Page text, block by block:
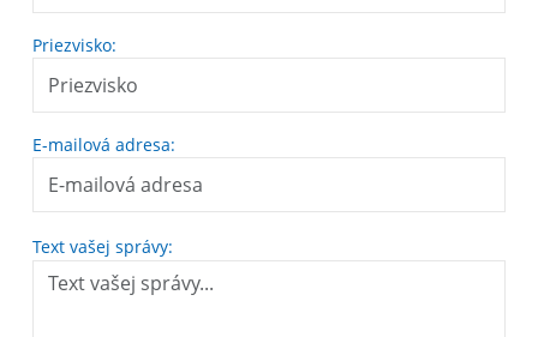
Priezvisko:
E-mailová adresa:
Text vašej správy: